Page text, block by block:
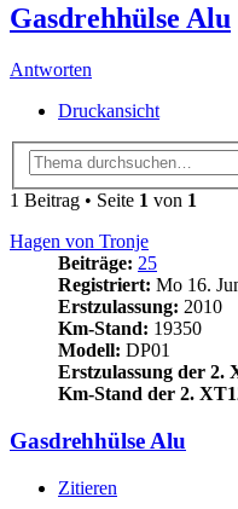
Gasdrehhülse Alu
Antworten
Druckansicht
1 Beitrag • Seite 1 von 1
Hagen von Tronje
Beiträge: 25
Registriert: Mo 16.
Erstzulassung: 2010
Km-Stand: 19350
Modell: DP01
Erstzulassung der 2.
Km-Stand der 2.
Gasdrehhülse Alu
Zitieren